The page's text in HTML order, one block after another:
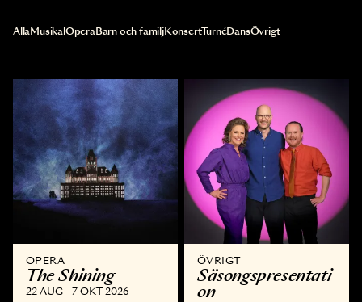
Val av kategori uppdaterar innehållet automatiskt
AllaMusikal OperaBarn och familjKonsertTurnéDansÖvrigt
OPERA
The Shining
22 AUG - 7 OKT 2026
ÖVRIGT
Säsongspresentati
on